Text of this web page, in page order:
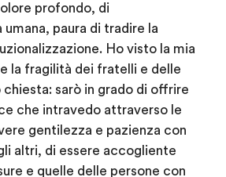
profondo, di
umana, paura di tradire la
Ho visto la mia
la fragilità dei fratelli e delle
chiesta: sarò in grado di offrire
che intravedo attraverso le
gentilezza e pazienza con
altri, di essere accogliente
e quelle delle persone con